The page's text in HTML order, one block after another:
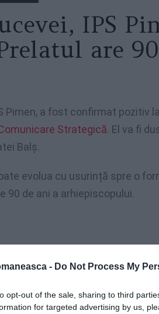
- Do Not Process My
opt-out of the sale, sharing to third
for targeted advertising by us,
IPS
are
Pimen, a fost confirmat pozitiv
Strategică. El va fi
Balș.
evolua cu usurință spre o
90 de ani a arhiepiscopului.